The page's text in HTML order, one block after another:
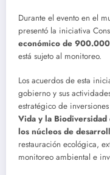
Durante el evento en el
presentó la iniciativa
económico de 900.000
está sujeto al monitoreo.
Los acuerdos de esta
gobierno y sus
estratégico de
Vida y la
los núcleos de
restauración ecológica,
monitoreo ambiental e